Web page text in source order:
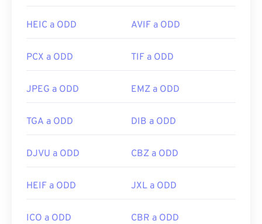
HEIC a ODD AVIF a ODD
PCX a ODD TIF a ODD
JPEG a ODD EMZ a ODD
TGA a ODD DIB a ODD
DJVU a ODD CBZ a ODD
HEIF a ODD JXL a ODD
ICO a ODD CBR a ODD